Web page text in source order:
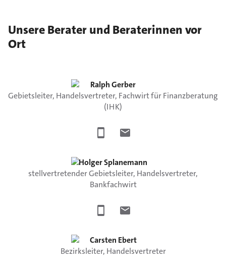
Unsere Berater und Beraterinnen vor
Ort
RalphGerber
Gebietsleiter, Handelsvertreter, Fachwirt für Finanzberatung
(IHK)
HolgerSplanemann
stellvertretender Gebietsleiter, Handelsvertreter,
Bankfachwirt
Carsten Ebert
Bezirksleiter, Handelsvertreter